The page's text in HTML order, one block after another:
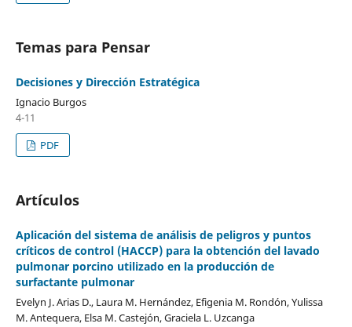
Temas para Pensar
Decisiones y Dirección Estratégica
Ignacio Burgos
4-11
PDF
Artículos
Aplicación del sistema de análisis de peligros y puntos
críticos de control (HACCP) para la obtención del lavado
pulmonar porcino utilizado en la producción de
surfactante pulmonar
Evelyn J. Arias D., Laura M. Hernández, Efigenia M. Rondón, Yulissa
M. Antequera, Elsa M. Castejón, Graciela L. Uzcanga